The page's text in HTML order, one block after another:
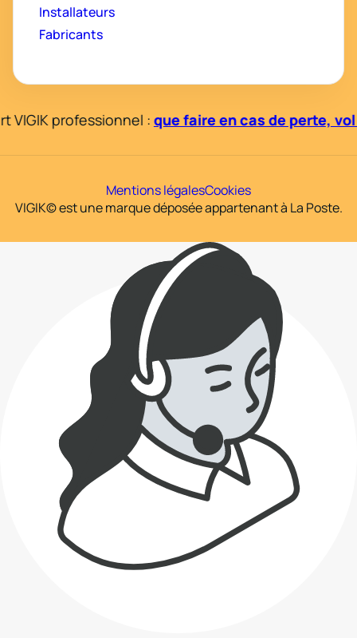
Installateurs
Fabricants
professionnel : que faire en cas de perte, vol
VIGIK© est une marque déposée appartenant à La Poste.
Mentions légalesCookies